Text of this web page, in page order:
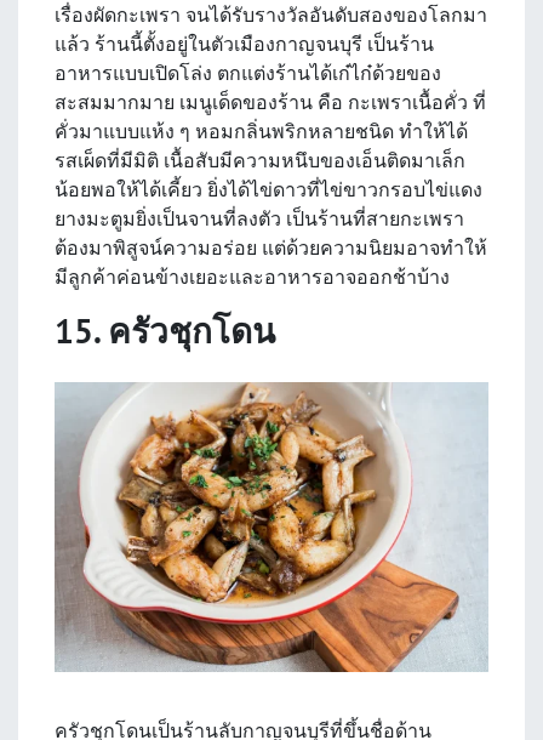
เรื่องผัดกะเพรา จนได้รับรางวัลอันดับสองของโลกมา
แล้ว ร้านนี้ตั้งอยู่ในตัวเมืองกาญจนบุรี เป็นร้าน
อาหารแบบเปิดโล่ง ตกแต่งร้านได้เก๋ไก๋ด้วยของ
สะสมมากมาย เมนูเด็ดของร้าน คือ กะเพราเนื้อคั่ว ที่
คั่วมาแบบแห้ง ๆ หอมกลิ่นพริกหลายชนิด ทำให้ได้
รสเผ็ดที่มีมิติ เนื้อสับมีความหนึบของเอ็นติดมาเล็ก
น้อยพอให้ได้เคี้ยว ยิ่งได้ไข่ดาวที่ไข่ขาวกรอบไข่แดง
ยางมะตูมยิ่งเป็นจานที่ลงตัว เป็นร้านที่สายกะเพรา
ต้องมาพิสูจน์ความอร่อย แต่ด้วยความนิยมอาจทำให้
มีลูกค้าค่อนข้างเยอะและอาหารอาจออกช้าบ้าง
15. ครัวชุกโดน
ครัวชุกโดนเป็นร้านลับกาญจนบุรีที่ขึ้นชื่อด้าน